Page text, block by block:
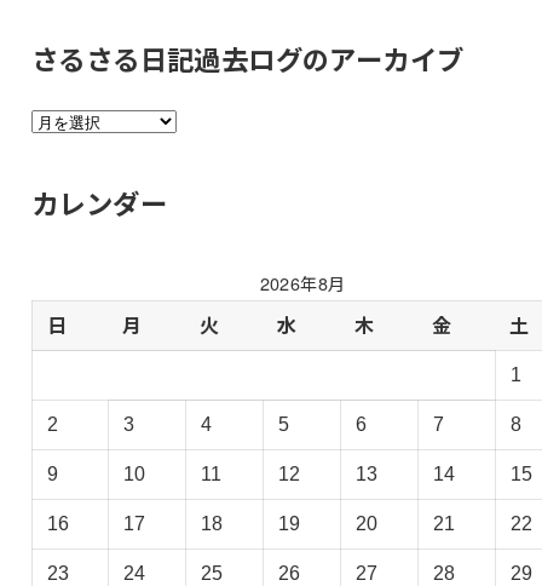
さるさる日記過去ログのアーカイブ
さ
る
過
去
ロ
の
ア
ー
カ
イ
ブ
カレンダー
2026年8月
日 月 火 水 木 金 土
1
2 3 4 5 6 7 8
9 10 11 12 13 14 15
16 17 18 19 20 21 22
23 24 25 26 27 28 29